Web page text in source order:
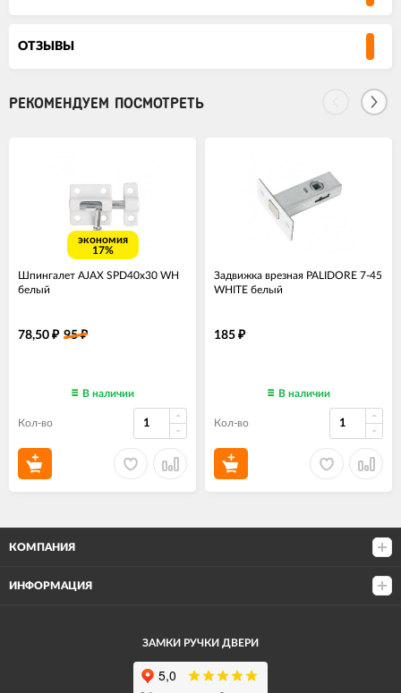
ОТЗЫВЫ
РЕКОМЕНДУЕМ ПОСМОТРЕТЬ
экономия
17%
Шпингалет AJAX SPD40х30 WH
белый
78,50 ₽ 95₽
В наличии
Кол-во
Задвижка врезная PALIDORE 7-45
WHITE белый
185 ₽
В наличии
Кол-во
КОМПАНИЯ
ИНФОРМАЦИЯ
ЗАМКИ РУЧКИ ДВЕРИ